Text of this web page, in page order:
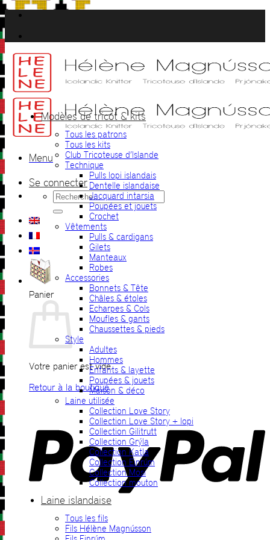
Passer
au
contenu
Menu
Se connecter
Recherche
pour :
Panier
Votre panier est vide.
Retour à la boutique
Modèles de tricot & kits
Tous les patrons
Tous les kits
Club Tricoteuse d’Islande
Technique
Pulls lopi islandais
Dentelle islandaise
Jacquard intarsia
Poupées et jouets
Crochet
Vêtements
Pulls & cardigans
Gilets
Manteaux
Robes
Accessories
Bonnets & Tête
Châles & étoles
Echarpes & Cols
Moufles & gants
Chaussettes & pieds
Style
Adultes
Hommes
Enfants & layette
Poupées & jouets
Maison & déco
Laine utilisée
Collection Love Story
Collection Love Story + lopi
Collection Gilitrutt
Collection Grýla
Collection Katla
Collection Einrúm
Collection Mosi
Collection mouton
Laine islandaise
Tous les fils
Fils Hélène Magnússon